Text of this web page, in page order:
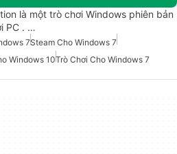
là một trò chơi Windows phiên bản
PC . …
7Steam Cho Windows 7
Windows 10Trò Chơi Cho Windows 7